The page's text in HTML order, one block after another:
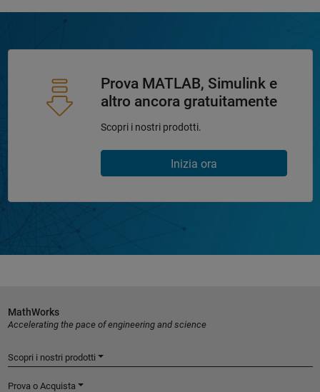
Prova MATLAB, Simulink e
altro ancora gratuitamente
Scopri i nostri prodotti.
Inizia ora
MathWorks
Accelerating the pace of engineering and science
Scopri i nostri prodotti
Prova o Acquista